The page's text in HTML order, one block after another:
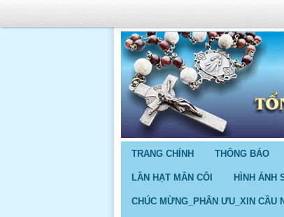
TRANG CHÍNH THÔNG BÁO
LẦN HẠT MÂN CÔI HÌNH ẢNH
CHÚC MỪNG_PHÂN ƯU_XIN CẦU